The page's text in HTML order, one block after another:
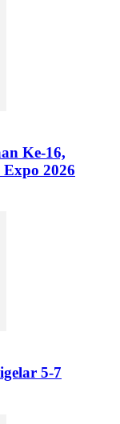
Ke-16,
2026
5-7